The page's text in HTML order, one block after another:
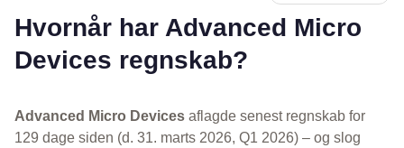
Hvornår har Advanced Micro
Devices regnskab?
Advanced Micro Devices aflagde senest regnskab for
129 dage siden (d. 31. marts 2026, Q1 2026) – og slog